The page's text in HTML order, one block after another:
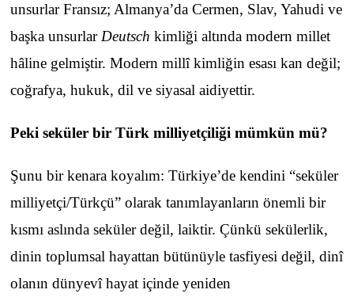
unsurlar Fransız; Almanya’da Cermen, Slav, Yahudi ve
başka unsurlarDeutsch kimliği altında modern millet
hâline gelmiştir. Modern millî kimliğin esası kan değil;
coğrafya, hukuk, dil ve siyasal aidiyettir.
Peki seküler bir Türk milliyetçiliği mümkün mü?
Şunu bir kenara koyalım: Türkiye’de kendini “seküler
milliyetçi/Türkçü” olarak tanımlayanların önemli bir
kısmı aslında seküler değil, laiktir. Çünkü sekülerlik,
dinin toplumsal hayattan bütünüyle tasfiyesi değil, dinî
olanın dünyevî hayat içinde yeniden